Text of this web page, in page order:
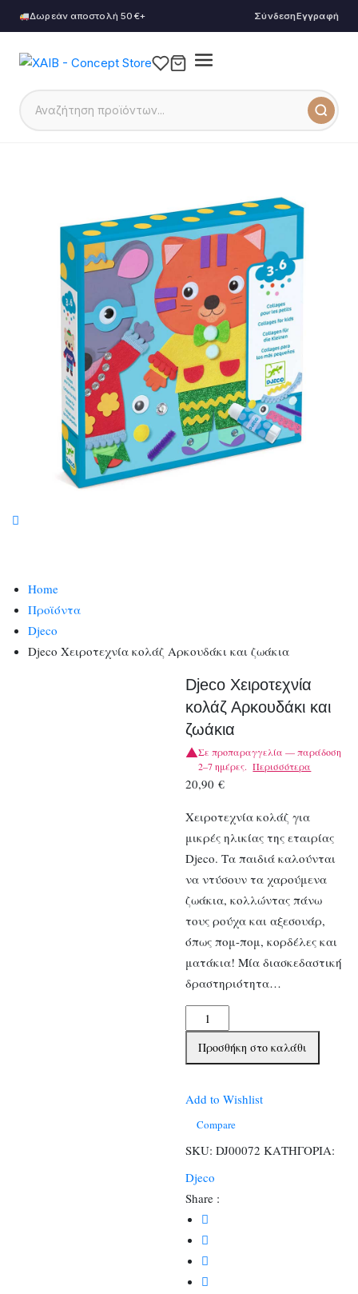
Δωρεάν αποστολή 50€+ ΣύνδεσηΕγγραφή
Home
Προϊόντα
Djeco
Djeco Χειροτεχνία κολάζ Αρκουδάκι και ζωάκια
Djeco Χειροτεχνία
κολάζ Αρκουδάκι και
ζωάκια
Σε προπαραγγελία — παράδοση
2–7 ημέρες. Περισσότερα
20,90€
Χειροτεχνία κολάζ για
μικρές ηλικίας της εταιρίας
Djeco. Τα παιδιά καλούνται
να ντύσουν τα χαρούμενα
ζωάκια, κολλώντας πάνω
τους ρούχα και αξεσουάρ,
όπως πομ-πομ, κορδέλες και
ματάκια! Μία διασκεδαστική
δραστηριότητα…
Djeco
Χειροτεχνία
κολάζ
και
ζωάκια
Προσθήκη στο καλάθι
Add to Wishlist
Compare
SKU: DJ00072 ΚΑΤΗΓΟΡΙΑ:
Djeco
Share :